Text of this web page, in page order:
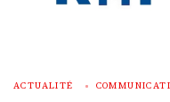
ACTUALITÉ